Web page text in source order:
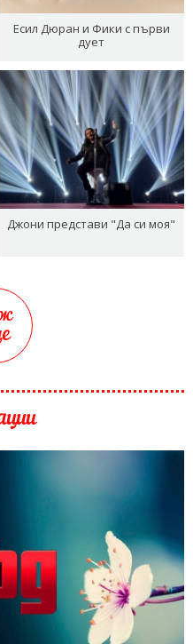
Есил Дюран и Фики с първи
дует
Джони представи "Да си моя"